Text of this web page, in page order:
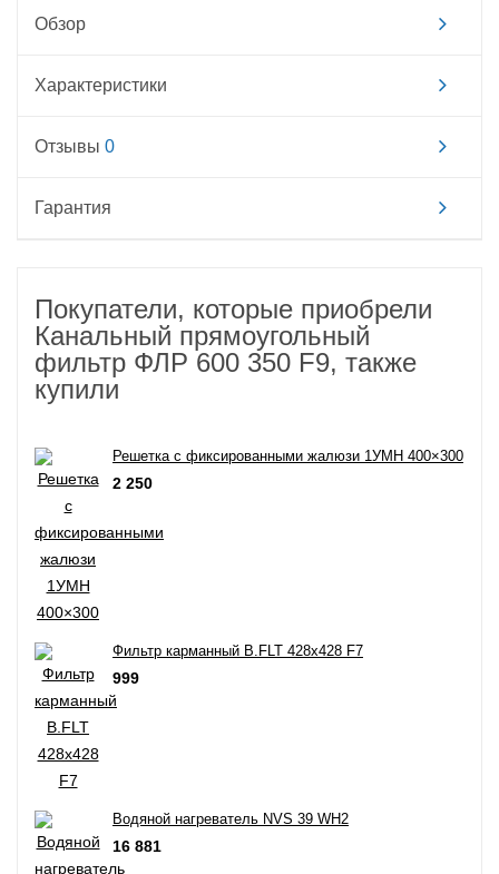
Обзор
Характеристики
Отзывы 0
Гарантия
Покупатели, которые приобрели
Канальный прямоугольный
фильтр ФЛР 600 350 F9, также
купили
Решетка с фиксированными жалюзи 1УМН 400×300
2 250
Фильтр карманный B.FLT 428x428 F7
999
Водяной нагреватель NVS 39 WH2
16 881